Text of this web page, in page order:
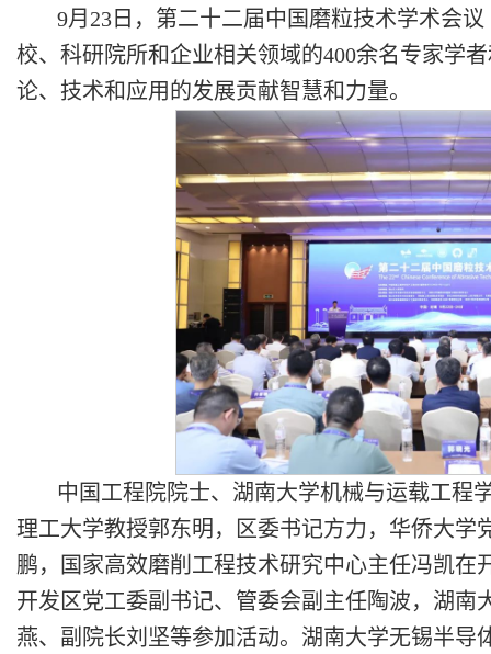
9月23日，第二十二届中国磨粒技术学术会
校、科研院所和企业相关领域的400余名专家学
论、技术和应用的发展贡献智慧和力量。
中国工程院院士、湖南大学机械与运载工程
理工大学教授郭东明，区委书记方力，华侨大学
鹏，国家高效磨削工程技术研究中心主任冯凯在
开发区党工委副书记、管委会副主任陶波，湖南
燕、副院长刘坚等参加活动。湖南大学无锡半导